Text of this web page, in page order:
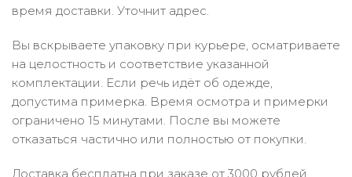
время доставки. Уточнит адрес.
Вы вскрываете упаковку при курьере, осматриваете
на целостность и соответствие указанной
комплектации. Если речь идёт об одежде,
допустима примерка. Время осмотра и примерки
ограничено 15 минутами. После вы можете
отказаться частично или полностью от покупки.
Доставка бесплатна при заказе от 3000 рублей.